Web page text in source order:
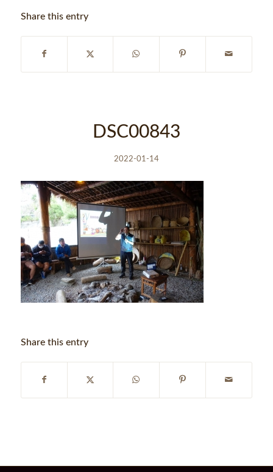
Share this entry
DSC00843
2022-01-14
Share this entry